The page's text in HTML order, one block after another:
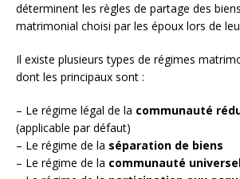
déterminent les règles de partage des
matrimonial choisi par les époux lors de
Il existe plusieurs types de régimes
dont les principaux sont :
– Le régime légal de la communauté
(applicable par défaut)
– Le régime de la séparation de biens
– Le régime de la communauté